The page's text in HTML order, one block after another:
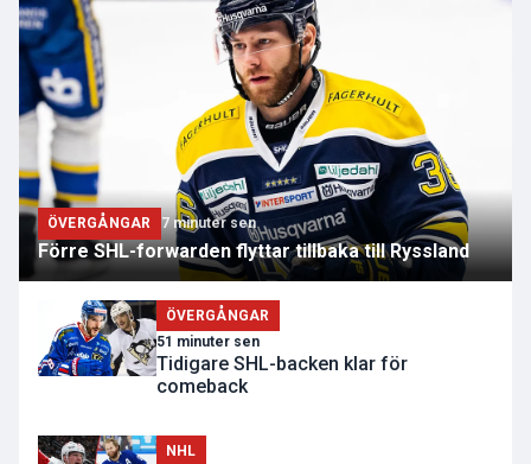
ÖVERGÅNGAR 7 minuter sen
Förre SHL-forwarden flyttar tillbaka till Ryssland
ÖVERGÅNGAR
51 minuter sen
Tidigare SHL-backen klar för
comeback
NHL